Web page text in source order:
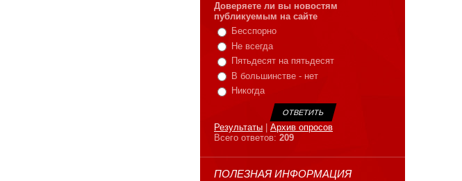
Доверяете ли вы новостям
публикуемым на сайте
Бесспорно
Не всегда
Пятьдесят на пятьдесят
В большинстве - нет
Никогда
Результаты
Архив опросов
Всего ответов: 209
ПОЛЕЗНАЯ ИНФОРМАЦИЯ